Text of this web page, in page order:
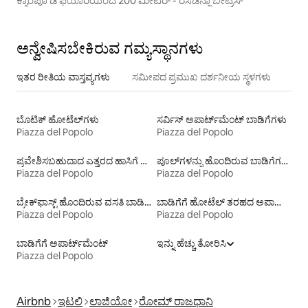
ಅನ್ವೇಷಿಸಬೇಕಿರುವ ಗಮ್ಯಸ್ಥಾನಗಳು
ಇತರ ರೀತಿಯ ವಾಸ್ತವ್ಯಗಳು ಸಮೀಪದ ಪ್ರಮುಖ ದರ್ಶನೀಯ ಸ್ಥಳಗಳು
ಬೊಟಿಕ್ ಹೋಟೆಲ್‌ಗಳು
Piazza del Popolo
ಸರ್ವಿಸ್ ಅಪಾರ್ಟ್‌ಮೆಂಟ್ ಬಾಡಿಗೆಗಳು
Piazza del Popolo
ಪ್ರವೇಶಿಸಬಹುದಾದ ಎತ್ತರದ ಹಾಸಿಗೆ ಹೊಂದಿರುವ ಬಾಡಿಗೆಗಳು
Piazza del Popolo
ಪೂಲ್‍ಗಳನ್ನು ಹೊಂದಿರುವ ಬಾಡಿಗೆಗಳು
Piazza del Popolo
ಬ್ರೇಕ್‍‍ಫಾಸ್ಟ್ ಹೊಂದಿರುವ ವಸತಿ ಬಾಡಿಗೆಗಳು
Piazza del Popolo
ಬಾಡಿಗೆಗೆ ಹೋಟೆಲ್ ತರಹದ ಅಪಾರ್ಟ್‌‌ಮೆಂಟ್‌
Piazza del Popolo
ಬಾಡಿಗೆಗೆ ಅಪಾರ್ಟ್‌ಮೆಂಟ್‌
Piazza del Popolo
ಇನ್ನು ಹೆಚ್ಚು ತೋರಿಸಿ
Airbnb ಇಟಲಿ ಲಾಜಿಯೋ ರೋಮ್ ರಾಜಧಾನಿ